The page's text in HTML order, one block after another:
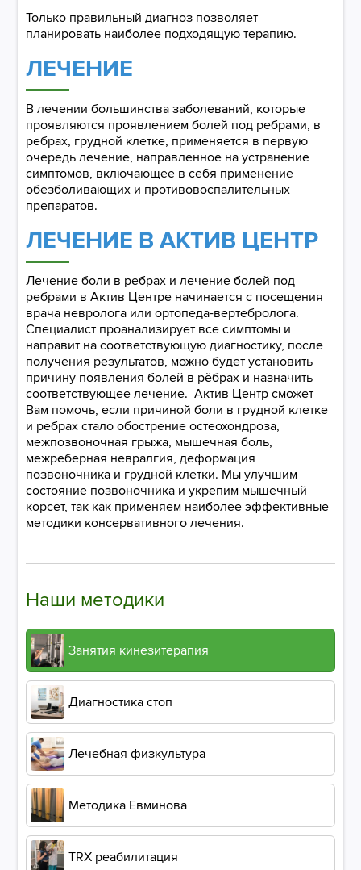
Только правильный диагноз позволяет
планировать наиболее подходящую терапию.
ЛЕЧЕНИЕ
В лечении большинства заболеваний, которые
проявляются проявлением болей под ребрами, в
ребрах, грудной клетке, применяется в первую
очередь лечение, направленное на устранение
симптомов, включающее в себя применение
обезболивающих и противовоспалительных
препаратов.
ЛЕЧЕНИЕ В АКТИВ ЦЕНТР
Лечение боли в ребрах и лечение болей под
ребрами в Актив Центре начинается с посещения
врача невролога или ортопеда-вертебролога.
Специалист проанализирует все симптомы и
направит на соответствующую диагностику, после
получения результатов, можно будет установить
причину появления болей в рёбрах и назначить
соответствующее лечение. Актив Центр сможет
Вам помочь, если причиной боли в грудной клетке
и ребрах стало обострение остеохондроза,
межпозвоночная грыжа, мышечная боль,
межрёберная невралгия, деформация
позвоночника и грудной клетки. Мы улучшим
состояние позвоночника и укрепим мышечный
корсет, так как применяем наиболее эффективные
методики консервативного лечения.
Наши методики
Занятия кинезитерапия
Диагностика стоп
Лечебная физкультура
Методика Евминова
ТRХ реабилитация